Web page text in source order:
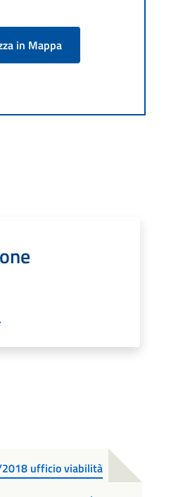
in Mappa
ufficio viabilità